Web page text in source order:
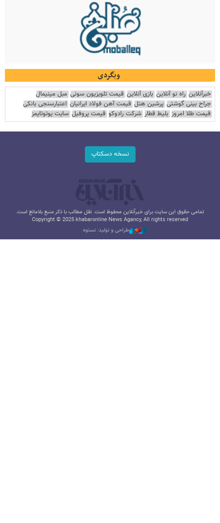
وبگردی
خبرآنلاین راه نو آنلاین بازی آنلاین قیمت تلویزیون سونی مبل مینیمال
جراح بینی گوشتی پرشین هتل قیمت آهن فولاد ایرانیان اعتبارسنجی بانکی
قیمت طلا امروز بلیط قطار شرکت رادوکو قیمت پروفیل سایت یوتوتایمز
نسخه دسکتاپ
تمامی حقوق این سایت برای خبرآنلاین محفوظ است. نقل مطالب با ذکر منبع بلامانع است.
Copyright © 2025 khabaronline News Agancy, All rights reserved
طراحی و تولید: نستوه